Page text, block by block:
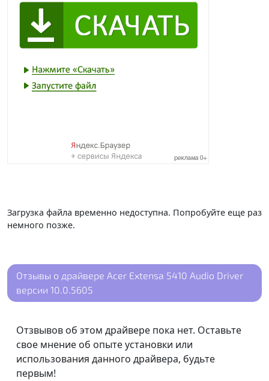
Загрузка файла временно недоступна. Попробуйте еще раз
немного позже.
Отзывы о драйвере Acer Extensa 5410 Audio Driver
версии 10.0.5605
Отзвывов об этом драйвере пока нет. Оставьте
свое мнение об опыте установки или
использования данного драйвера, будьте
первым!